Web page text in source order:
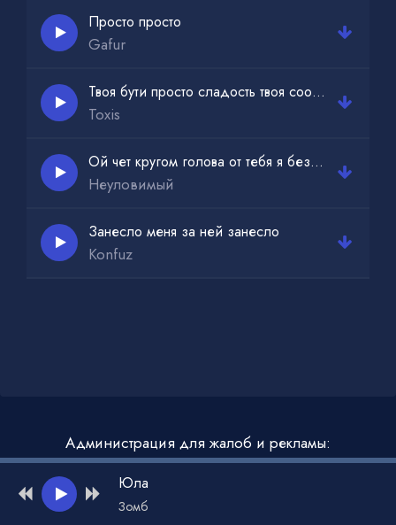
Просто просто
Gafur
Твоя бути просто сладость твоя coochie словно кейк
Toxis
Ой чет кругом голова от тебя я без ума
Неуловимый
Занесло меня за ней занесло
Konfuz
Администрация для жалоб и рекламы:
admin@muzdark.net
Юла
Зомб